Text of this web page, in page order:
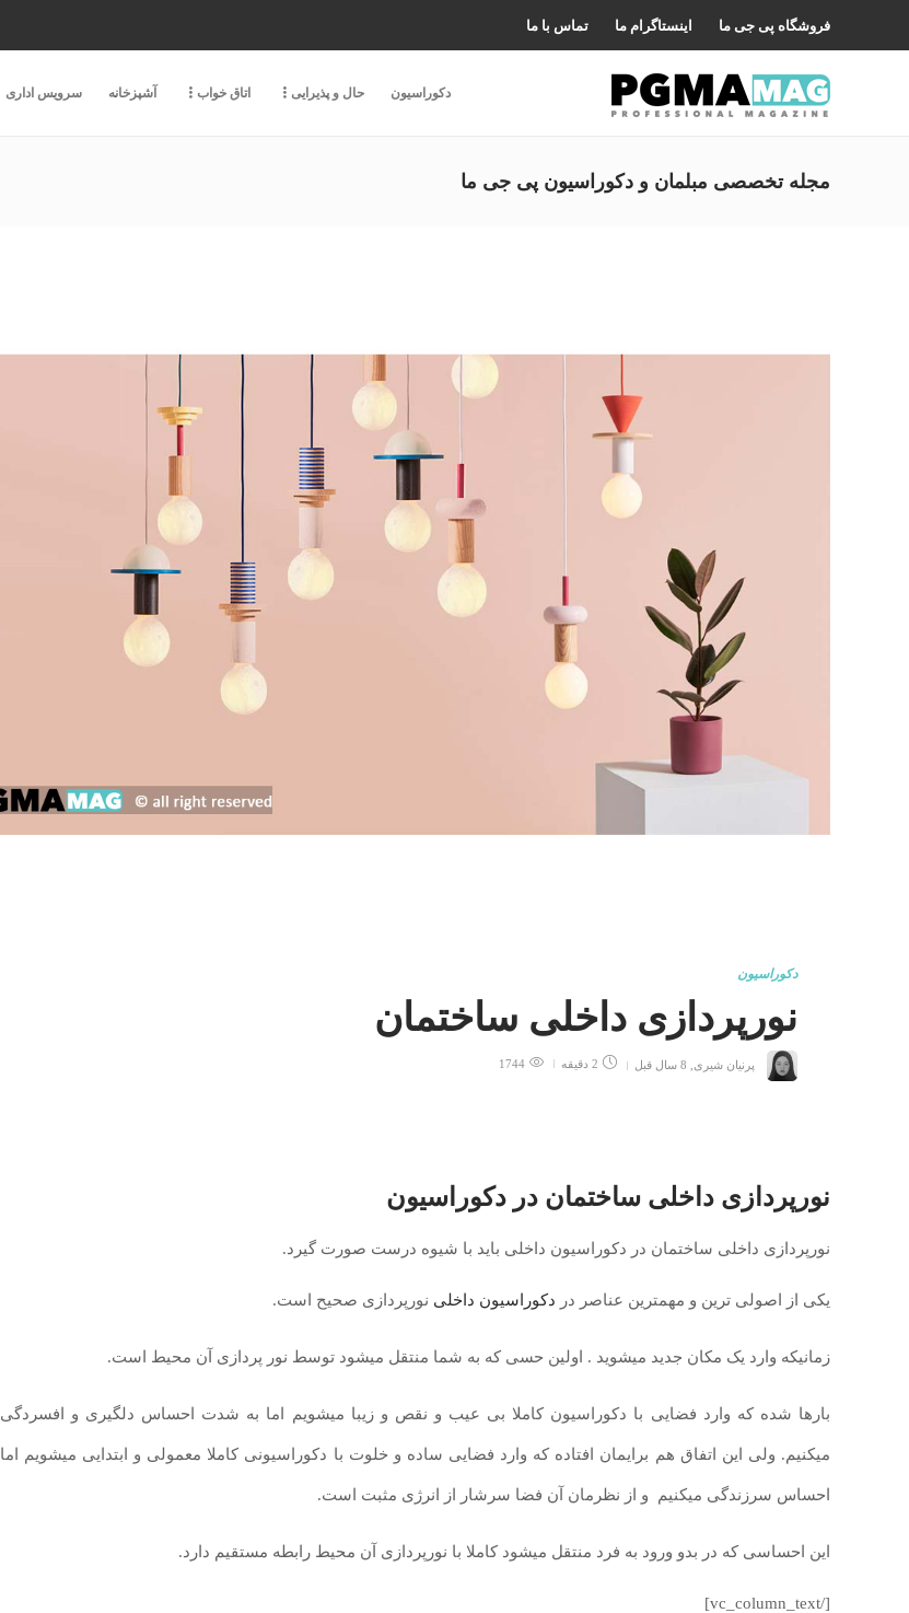
فروشگاه پی جی ما اینستاگرام ما تماس با ما
دکوراسیون حال و پذیرایی اتاق خواب آشپزخانه سرویس اداری
مجله تخصصی مبلمان و دکوراسیون پی جی ما
دکوراسیون
نورپردازی داخلی ساختمان
پرنیان شیری 8 سال قبل 2 دقیقه 1744
نورپردازی داخلی ساختمان در دکوراسیون
نورپردازی داخلی ساختمان در دکوراسیون داخلی باید با شیوه درست صورت گیرد.
یکی از اصولی ترین و مهمترین عناصر در دکوراسیون داخلی نورپردازی صحیح است.
زمانیکه وارد یک مکان جدید میشوید . اولین حسی که به شما منتقل میشود توسط نور پردازی آن محیط است.
بارها شده که وارد فضایی با دکوراسیون کاملا بی عیب و نقص و زیبا میشویم اما به شدت احساس دلگیری و افسردگی
میکنیم. ولی این اتفاق هم برایمان افتاده که وارد فضایی ساده و خلوت با دکوراسیونی کاملا معمولی و ابتدایی میشویم اما
احساس سرزندگی میکنیم و از نظرمان آن فضا سرشار از انرژی مثبت است.
این احساسی که در بدو ورود به فرد منتقل میشود کاملا با نورپردازی آن محیط رابطه مستقیم دارد.
[/vc_column_text]